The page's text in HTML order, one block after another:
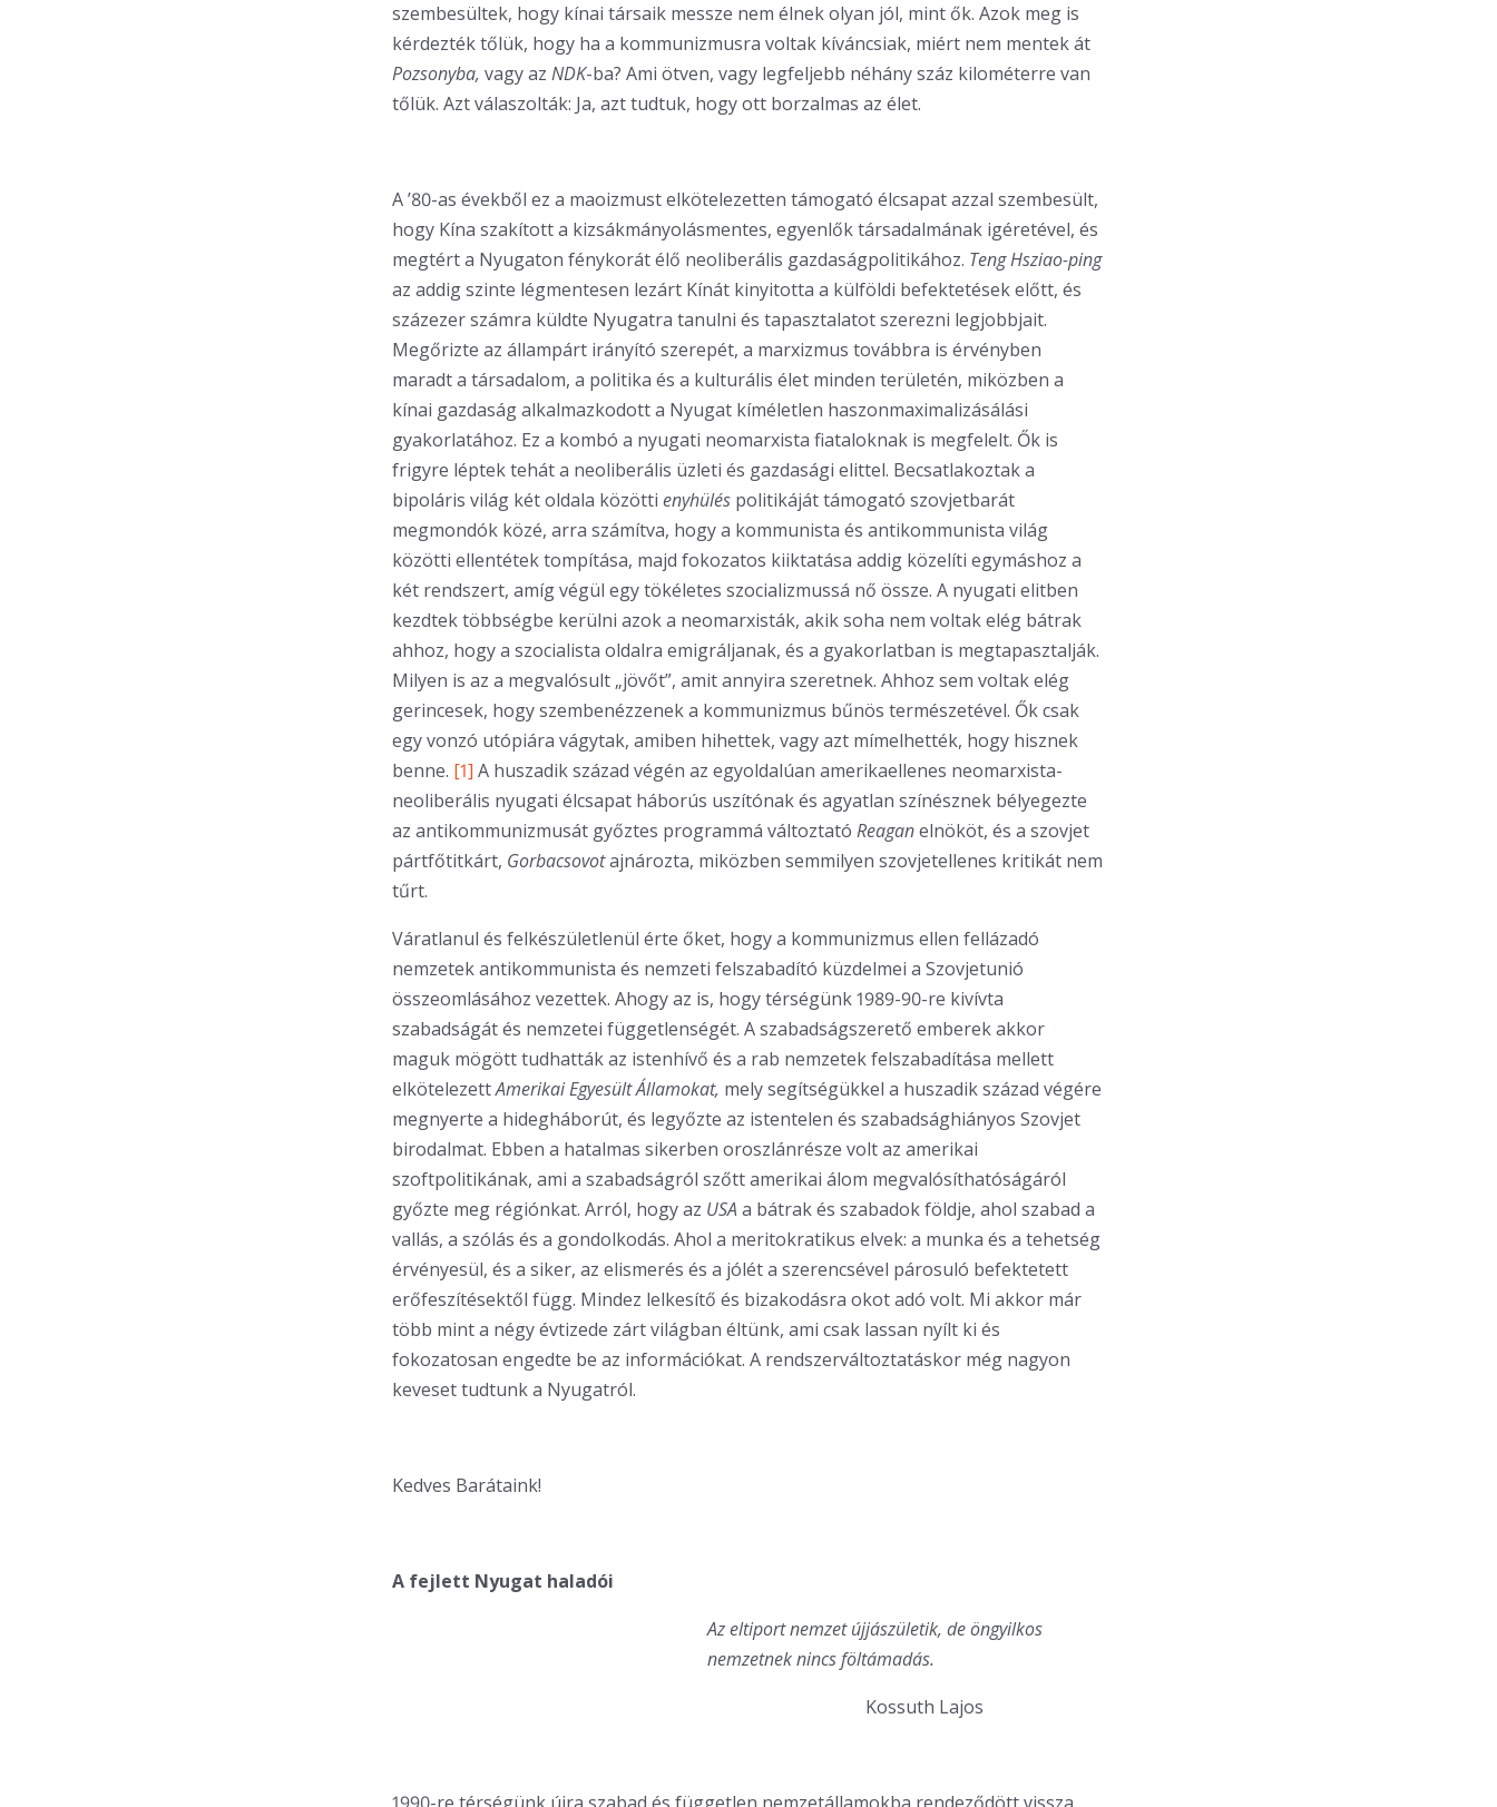
szembesültek, hogy kínai társaik messze nem élnek olyan jól, mint ők. Azok meg is
kérdezték tőlük, hogy ha a kommunizmusra voltak kíváncsiak, miért nem mentek át
Pozsonyba, vagy az NDK-ba? Ami ötven, vagy legfeljebb néhány száz kilométerre van
tőlük. Azt válaszolták: Ja, azt tudtuk, hogy ott borzalmas az élet.
A ’80-as évekből ez a maoizmust elkötelezetten támogató élcsapat azzal szembesült,
hogy Kína szakított a kizsákmányolásmentes, egyenlők társadalmának igéretével, és
megtért a Nyugaton fénykorát élő neoliberális gazdaságpolitikához. Teng Hsziao-ping
az addig szinte légmentesen lezárt Kínát kinyitotta a külföldi befektetések előtt, és
százezer számra küldte Nyugatra tanulni és tapasztalatot szerezni legjobbjait.
Megőrizte az állampárt irányító szerepét, a marxizmus továbbra is érvényben
maradt a társadalom, a politika és a kulturális élet minden területén, miközben a
kínai gazdaság alkalmazkodott a Nyugat kíméletlen haszonmaximalizásálási
gyakorlatához. Ez a kombó a nyugati neomarxista fiataloknak is megfelelt. Ők is
frigyre léptek tehát a neoliberális üzleti és gazdasági elittel. Becsatlakoztak a
bipoláris világ két oldala közötti enyhülés politikáját támogató szovjetbarát
megmondók közé, arra számítva, hogy a kommunista és antikommunista világ
közötti ellentétek tompítása, majd fokozatos kiiktatása addig közelíti egymáshoz a
két rendszert, amíg végül egy tökéletes szocializmussá nő össze. A nyugati elitben
kezdtek többségbe kerülni azok a neomarxisták, akik soha nem voltak elég bátrak
ahhoz, hogy a szocialista oldalra emigráljanak, és a gyakorlatban is megtapasztalják.
Milyen is az a megvalósult „jövőt”, amit annyira szeretnek. Ahhoz sem voltak elég
gerincesek, hogy szembenézzenek a kommunizmus bűnös természetével. Ők csak
egy vonzó utópiára vágytak, amiben hihettek, vagy azt mímelhették, hogy hisznek
benne. [1] A huszadik század végén az egyoldalúan amerikaellenes neomarxista-
neoliberális nyugati élcsapat háborús uszítónak és agyatlan színésznek bélyegezte
az antikommunizmusát győztes programmá változtató Reaganelnököt, és a szovjet
pártfőtitkárt, Gorbacsovotajnározta, miközben semmilyen szovjetellenes kritikát nem
tűrt.
Váratlanul és felkészületlenül érte őket, hogy a kommunizmus ellen fellázadó
nemzetek antikommunista és nemzeti felszabadító küzdelmei a Szovjetunió
összeomlásához vezettek. Ahogy az is, hogy térségünk 1989-90-re kivívta
szabadságát és nemzetei függetlenségét. A szabadságszerető emberek akkor
maguk mögött tudhatták az istenhívő és a rab nemzetek felszabadítása mellett
elkötelezettAmerikai Egyesült Államokat, mely segítségükkel a huszadik század végére
megnyerte a hidegháborút, és legyőzte az istentelen és szabadsághiányos Szovjet
birodalmat. Ebben a hatalmas sikerben oroszlánrésze volt az amerikai
szoftpolitikának, ami a szabadságról szőtt amerikai álom megvalósíthatóságáról
győzte meg régiónkat. Arról, hogy az USA a bátrak és szabadok földje, ahol szabad a
vallás, a szólás és a gondolkodás. Ahol a meritokratikus elvek: a munka és a tehetség
érvényesül, és a siker, az elismerés és a jólét a szerencsével párosuló befektetett
erőfeszítésektől függ. Mindez lelkesítő és bizakodásra okot adó volt. Mi akkor már
több mint a négy évtizede zárt világban éltünk, ami csak lassan nyílt ki és
fokozatosan engedte be az információkat. A rendszerváltoztatáskor még nagyon
keveset tudtunk a Nyugatról.
Kedves Barátaink!
A fejlett Nyugat haladói
Az eltiport nemzet újjászületik, de öngyilkos
nemzetnek nincs föltámadás.
Kossuth Lajos